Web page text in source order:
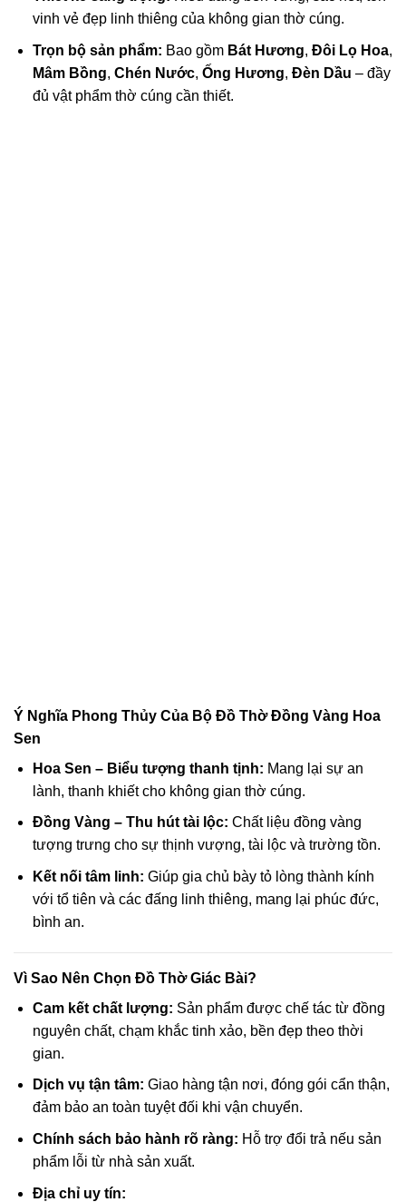
vinh vẻ đẹp linh thiêng của không gian thờ cúng.
Trọn bộ sản phẩm: Bao gồm Bát Hương, Đôi Lọ Hoa,
Mâm Bồng, Chén Nước, Ống Hương, Đèn Dầu – đầy
đủ vật phẩm thờ cúng cần thiết.
Ý Nghĩa Phong Thủy Của Bộ Đồ Thờ Đồng Vàng Hoa
Sen
Hoa Sen – Biểu tượng thanh tịnh: Mang lại sự an
lành, thanh khiết cho không gian thờ cúng.
Đồng Vàng – Thu hút tài lộc: Chất liệu đồng vàng
tượng trưng cho sự thịnh vượng, tài lộc và trường tồn.
Kết nối tâm linh: Giúp gia chủ bày tỏ lòng thành kính
với tổ tiên và các đấng linh thiêng, mang lại phúc đức,
bình an.
Vì Sao Nên Chọn Đồ Thờ Giác Bài?
Cam kết chất lượng: Sản phẩm được chế tác từ đồng
nguyên chất, chạm khắc tinh xảo, bền đẹp theo thời
gian.
Dịch vụ tận tâm: Giao hàng tận nơi, đóng gói cẩn thận,
đảm bảo an toàn tuyệt đối khi vận chuyển.
Chính sách bảo hành rõ ràng: Hỗ trợ đổi trả nếu sản
phẩm lỗi từ nhà sản xuất.
Địa chỉ uy tín: